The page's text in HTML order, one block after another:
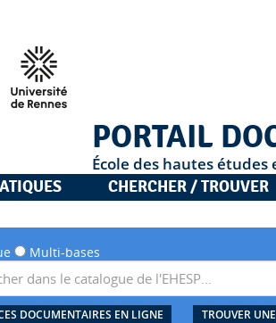
PORTAIL
École des hautes
CHERCHER / TROUVER
Multi-bases
DOCUMENTAIRES EN LIGNE TROUVER